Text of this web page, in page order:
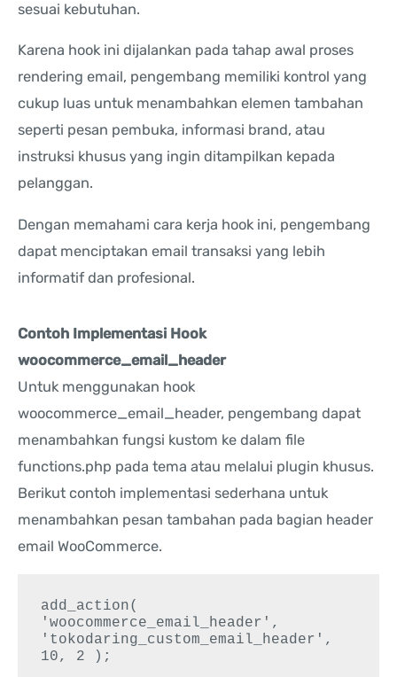
sesuai kebutuhan.
Karena hook ini dijalankan pada tahap awal proses
rendering email, pengembang memiliki kontrol yang
cukup luas untuk menambahkan elemen tambahan
seperti pesan pembuka, informasi brand, atau
instruksi khusus yang ingin ditampilkan kepada
pelanggan.
Dengan memahami cara kerja hook ini, pengembang
dapat menciptakan email transaksi yang lebih
informatif dan profesional.
Contoh Implementasi Hook
woocommerce_email_header
Untuk menggunakan hook
woocommerce_email_header, pengembang dapat
menambahkan fungsi kustom ke dalam file
functions.php pada tema atau melalui plugin khusus.
Berikut contoh implementasi sederhana untuk
menambahkan pesan tambahan pada bagian header
email WooCommerce.
add_action(
'woocommerce_email_header',
'tokodaring_custom_email_header',
10, 2 );